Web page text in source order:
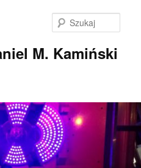
M. Kamiński